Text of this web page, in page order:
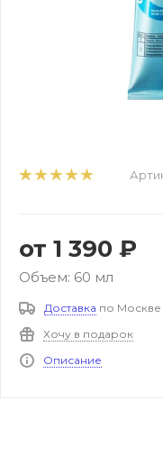
от 1 390 ₽
Объем: 60 мл
Доставка по Москве
Хочу в подарок
Описание